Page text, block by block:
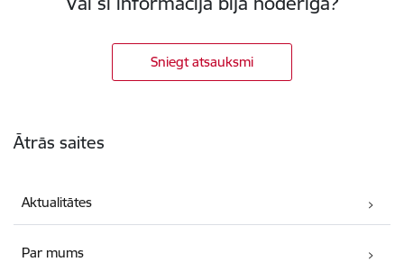
Sniegt atsauksmi
Ātrās saites
Aktualitātes
Par mums